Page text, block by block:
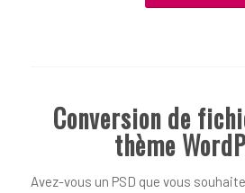
Conversion de
thème
Avez-vous un PSD que vous